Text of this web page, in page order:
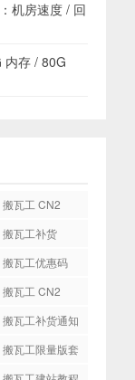
机房速度 / 回
内存 / 80G
搬瓦工 CN2
搬瓦工补货
搬瓦工优惠码
搬瓦工 CN2
搬瓦工补货通知
搬瓦工限量版套